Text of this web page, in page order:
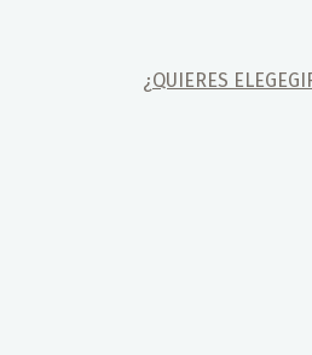
¿QUIERES